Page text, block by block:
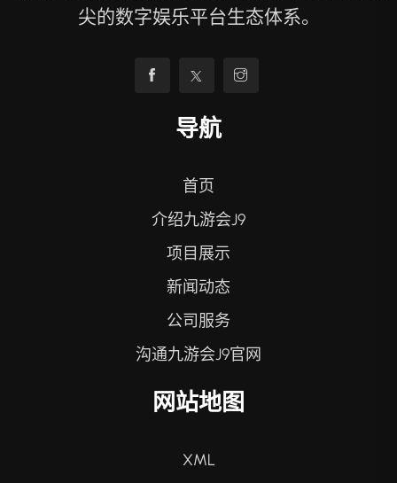
尖的数字娱乐平台生态体系。
导航
首页
介绍九游会J9
项目展示
新闻动态
公司服务
沟通九游会J9官网
网站地图
XML